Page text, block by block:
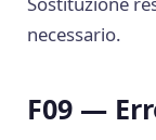
necessario.
F09 —